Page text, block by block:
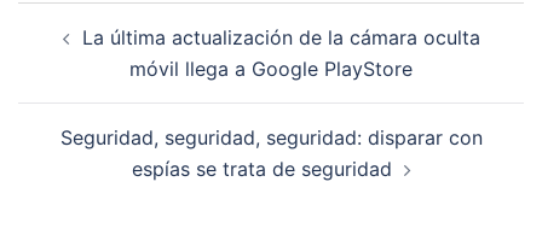
La última actualización de la cámara oculta
móvil llega a Google PlayStore
Seguridad, seguridad, seguridad: disparar con
espías se trata de seguridad